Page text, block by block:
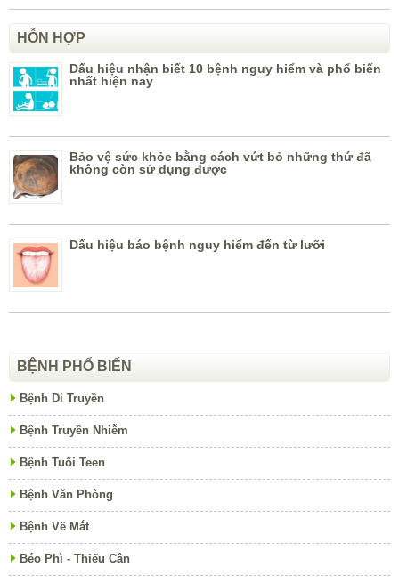
HỖN HỢP
Dấu hiệu nhận biết 10 bệnh nguy hiểm và phổ biến
nhất hiện nay
Bảo vệ sức khỏe bằng cách vứt bỏ những thứ đã
không còn sử dụng được
Dấu hiệu báo bệnh nguy hiểm đến từ lưỡi
BỆNH PHỔ BIẾN
Bệnh Di Truyền
Bệnh Truyền Nhiễm
Bệnh Tuổi Teen
Bệnh Văn Phòng
Bệnh Về Mắt
Béo Phì - Thiếu Cân